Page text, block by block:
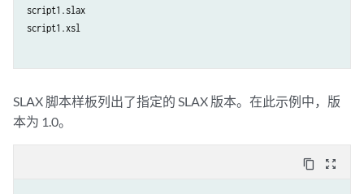
script1.slax
script1.xsl
SLAX 脚本样板列出了指定的 SLAX 版本。在此示例中，版
本为 1.0。
content_copy zoom_out_map